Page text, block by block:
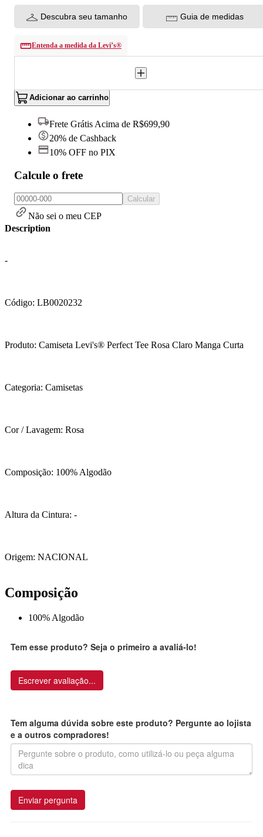
Descubra seu tamanho Guia de medidas
Entenda a medida da Levi’s®
Adicionar ao carrinho
Frete Grátis Acima de R$699,90
20% de Cashback
10% OFF no PIX
Calcule o frete
Calcular
Não sei o meu CEP
Description
-
Código: LB0020232
Produto: Camiseta Levi's® Perfect Tee Rosa Claro Manga Curta
Categoria: Camisetas
Cor / Lavagem: Rosa
Composição: 100% Algodão
Altura da Cintura: -
Origem: NACIONAL
Composição
100% Algodão
Tem esse produto? Seja o primeiro a avaliá-lo!
Escrever avaliação...
Tem alguma dúvida sobre este produto? Pergunte ao lojista
e a outros compradores!
Enviar pergunta